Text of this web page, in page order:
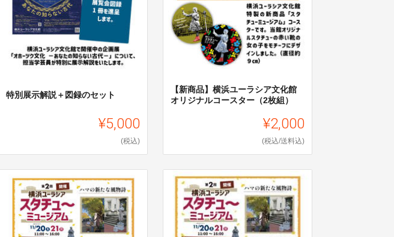
特別展示解説＋図録のセット
¥5,000
(税込)
【新商品】横浜ユーラシア文化館
オリジナルコースター（2枚組）
¥2,000
(税込/送料込)